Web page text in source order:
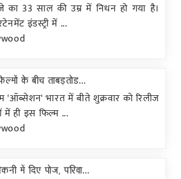
का 33 साल की उम्र में निधन हो गया है।
इंडस्ट्री में ...
के बीच ताबड़तोड...
'ऑब्सेशन' भारत में बीते शुक्रवार को रिलीज
में ही इस फिल्म ...
में दिए पोज, परिवा...